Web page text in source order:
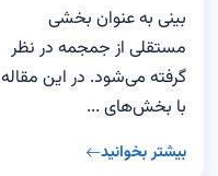
بینی به عنوان بخشی
مستقلی از جمجمه در نظر
گرفته می‌شود. در این مقاله
با بخش‌های ...
بیشتر بخوانید